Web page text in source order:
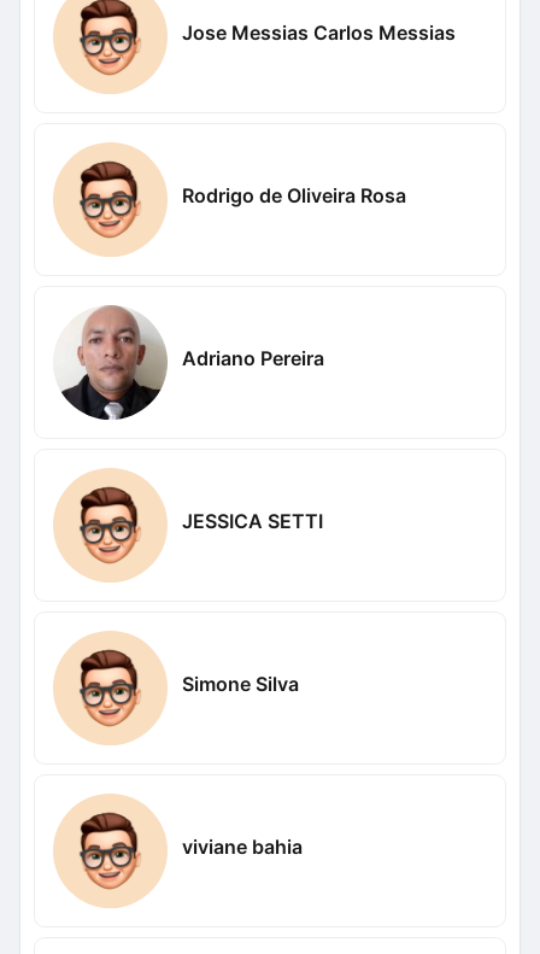
Jose Messias Carlos Messias
Rodrigo de Oliveira Rosa
Adriano Pereira
JESSICA SETTI
Simone Silva
viviane bahia